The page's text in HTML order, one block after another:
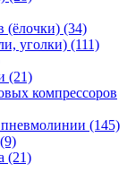
(ёлочки) (34)
уголки) (111)
(21)
компрессоров
(145)
(9)
(21)